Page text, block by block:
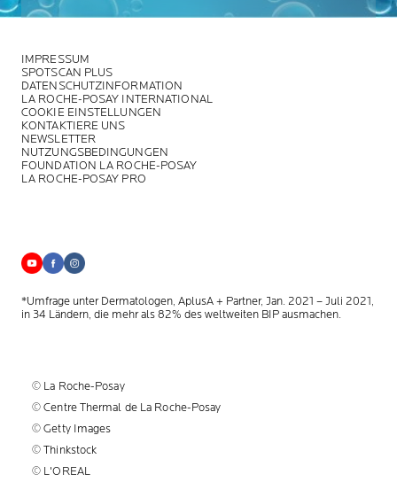
IMPRESSUM
SPOTSCAN PLUS
DATENSCHUTZINFORMATION
LA ROCHE-POSAY INTERNATIONAL
COOKIE EINSTELLUNGEN
KONTAKTIERE UNS
NEWSLETTER
NUTZUNGSBEDINGUNGEN
FOUNDATION LA ROCHE-POSAY
LA ROCHE-POSAY PRO
*Umfrage unter Dermatologen, AplusA + Partner, Jan. 2021 – Juli 2021,
in 34 Ländern, die mehr als 82% des weltweiten BIP ausmachen.
© La Roche-Posay
© Centre Thermal de La Roche-Posay
© Getty Images
© Thinkstock
© L'OREAL